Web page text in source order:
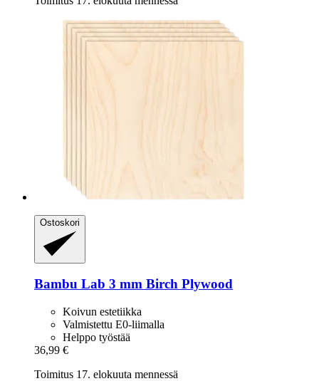
Ostoskori
Bambu Lab 3 mm Birch Plywood
Koivun estetiikka
Valmistettu E0-liimalla
Helppo työstää
36,99 €
Toimitus 17. elokuuta mennessä